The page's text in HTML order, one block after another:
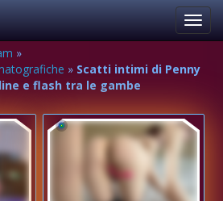
»
» Scatti intimi di Penny
e flash tra le gambe